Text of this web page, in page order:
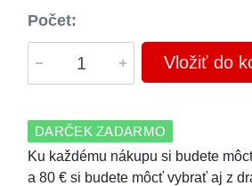
Počet:
Vložiť do
DARČEK ZADARMO
Ku každému nákupu si budete
a 80 € si budete môcť vybrať aj z